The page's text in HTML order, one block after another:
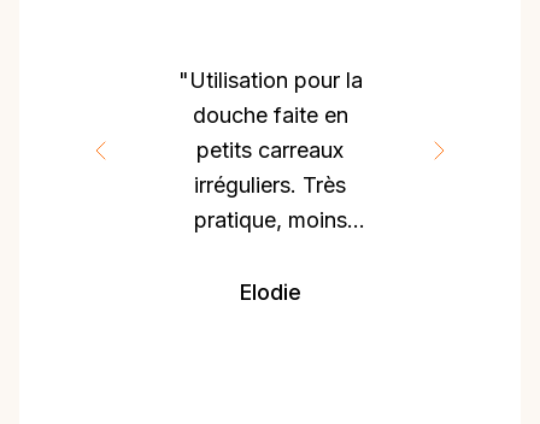
"Utilisation pour la
douche faite en
petits carreaux
irréguliers. Très
pratique, moins
une éponge et
Elodie